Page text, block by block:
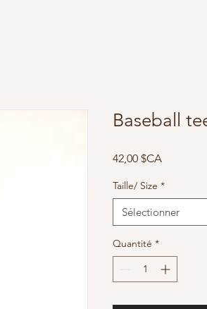
Baseball
42,00 $CAPrix
Taille/ Size *
Sélectionner
Quantité *